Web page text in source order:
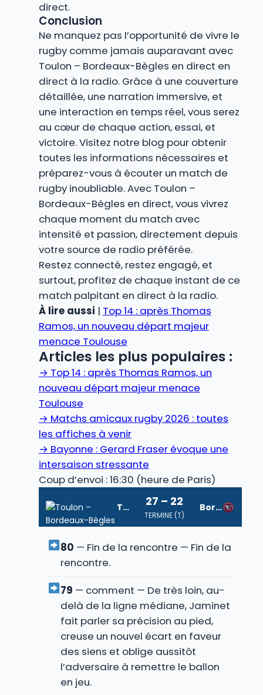
direct.
Conclusion
Ne manquez pas l’opportunité de vivre le
rugby comme jamais auparavant avec
Toulon – Bordeaux-Bègles en direct en
direct à la radio. Grâce à une couverture
détaillée, une narration immersive, et
une interaction en temps réel, vous serez
au cœur de chaque action, essai, et
victoire. Visitez notre blog pour obtenir
toutes les informations nécessaires et
préparez-vous à écouter un match de
rugby inoubliable. Avec Toulon –
Bordeaux-Bègles en direct, vous vivrez
chaque moment du match avec
intensité et passion, directement depuis
votre source de radio préférée.
Restez connecté, restez engagé, et
surtout, profitez de chaque instant de ce
match palpitant en direct à la radio.
À lire aussi | Top 14 : après Thomas
Ramos, un nouveau départ majeur
menace Toulouse
Articles les plus populaires :
→ Top 14 : après Thomas Ramos, un
nouveau départ majeur menace
Toulouse
→ Matchs amicaux rugby 2026 : toutes
les affiches à venir
→ Bayonne : Gerard Fraser évoque une
intersaison stressante
Coup d’envoi : 16:30 (heure de Paris)
Toulon 27 – 22
TERMINE (T)
Bordeaux-Bègles
80 — Fin de la rencontre — Fin de la
rencontre.
79 — comment — De très loin, au-
delà de la ligne médiane, Jaminet
fait parler sa précision au pied,
creuse un nouvel écart en faveur
des siens et oblige aussitôt
l’adversaire à remettre le ballon
en jeu.